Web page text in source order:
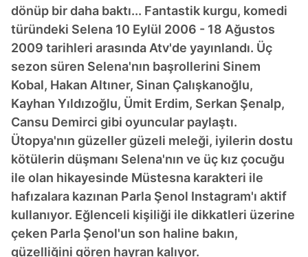
dönüp bir daha baktı... Fantastik kurgu, komedi
türündeki Selena 10 Eylül 2006 - 18 Ağustos
2009 tarihleri arasında Atv'de yayınlandı. Üç
sezon süren Selena'nın başrollerini Sinem
Kobal, Hakan Altıner, Sinan Çalışkanoğlu,
Kayhan Yıldızoğlu, Ümit Erdim, Serkan Şenalp,
Cansu Demirci gibi oyuncular paylaştı.
Ütopya'nın güzeller güzeli meleği, iyilerin dostu
kötülerin düşmanı Selena'nın ve üç kız çocuğu
ile olan hikayesinde Müstesna karakteri ile
hafızalara kazınan Parla Şenol Instagram'ı aktif
kullanıyor. Eğlenceli kişiliği ile dikkatleri üzerine
çeken Parla Şenol'un son haline bakın,
güzelliğini gören hayran kalıyor.